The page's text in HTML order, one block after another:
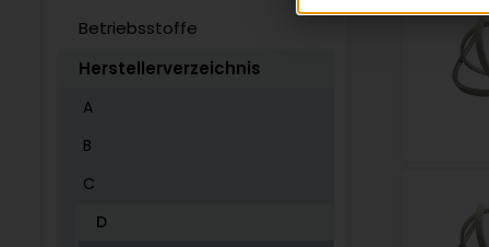
Betriebsstoffe
Herstellerverzeichnis
A
B
C
D